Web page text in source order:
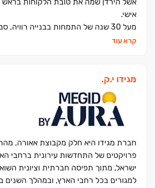
אישי.
שהוקמו ואוכלסו עם דגש מיוחד על תכנון
קרא עוד
מגידו י.ק.
ישראל, מתוך תפיסה חברתית וציונית
למגורים בכל רחבי הארץ, ובמהלך השנים